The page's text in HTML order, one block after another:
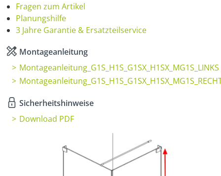
Fragen zum Artikel
Planungshilfe
3 Jahre Garantie & Ersatzteilservice
Montageanleitung
Montageanleitung_G1S_H1S_G1SX_H1SX_MG1S_LINKS
Sicherheitshinweise
Download PDF